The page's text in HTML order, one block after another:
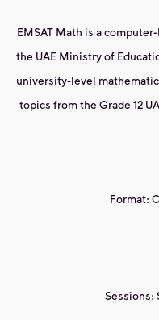
EMSAT Math is a
the UAE Ministry of
university-level
topics from the Grade 12